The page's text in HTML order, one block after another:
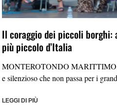
Il coraggio dei piccoli borghi:
più piccolo d’Italia
MONTEROTONDO MARITTIMO.
e silenzioso che non passa per i
LEGGI DI PIÙ